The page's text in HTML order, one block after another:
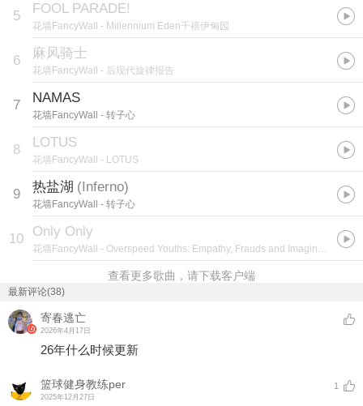
5 FOOL PARADE!
花墙FancyWall - Millennium Eden千禧伊甸园
6 麻风骑士
花墙FancyWall - 后现代旋律报告
7 NAMAS
花墙FancyWall - 转子心
8 LOTUS
花墙FancyWall - LOTUS
9 热盐湖 (Inferno)
花墙FancyWall - 转子心
10 Only Only
花墙FancyWall - Overspeed Youths: Empathy, Frauds and Imaginary Troops
查看更多歌曲，请下载客户端
最新评论(38)
寄春逃亡
2026年4月17日
26年什么时候更新
篮球健身教练per
2025年12月27日
1